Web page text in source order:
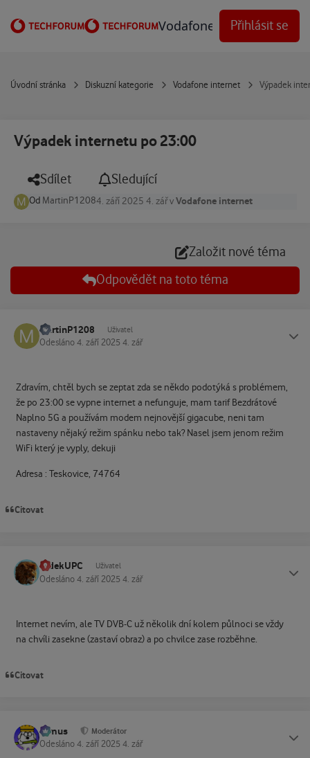
Vodafone Techforum
Přihlásit se
Úvodní stránka Diskuzní kategorie Vodafone internet Výpadek
Výpadek internetu po 23:00
Sdílet Sledující
Od MartinP12084. září 2025 4. zářvVodafone internet
Založit nové téma
Odpovědět na toto téma
MartinP1208 Uživatel
Odesláno 4. září 2025 4. zář
Zdravím, chtěl bych se zeptat zda se někdo podotýká s problémem,
že po 23:00 se vypne internet a nefunguje, mam tarif Bezdrátové
Naplno 5G a používám modem nejnovější gigacube, neni tam
nastaveny nějaký režim spánku nebo tak? Nasel jsem jenom režim
WiFi který je vyply, dekuji
Adresa : Teskovice, 74764
Citovat
ludekUPC Uživatel
Odesláno 4. září 2025 4. zář
Internet nevím, ale TV DVB-C už několik dní kolem půlnoci se vždy
na chvíli zasekne (zastaví obraz) a po chvilce zase rozběhne.
Citovat
tomus Moderátor
Odesláno 4. září 2025 4. zář